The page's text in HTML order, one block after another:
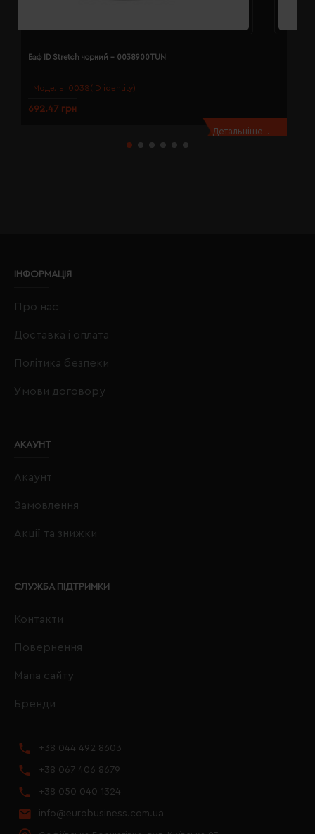
Модель: 0038(ID identity)
Баф ID Stretch чорний - 0038900TUN
692.47 грн
Детальніше...
ІНФОРМАЦІЯ
Про нас
Доставка і оплата
Політика безпеки
Умови договору
АКАУНТ
Акаунт
Замовлення
Акції та знижки
СЛУЖБА ПІДТРИМКИ
Контакти
Повернення
Мапа сайту
Бренди
+38 044 492 8603
+38 067 406 8679
+38 050 040 1324
info@eurobusiness.com.ua